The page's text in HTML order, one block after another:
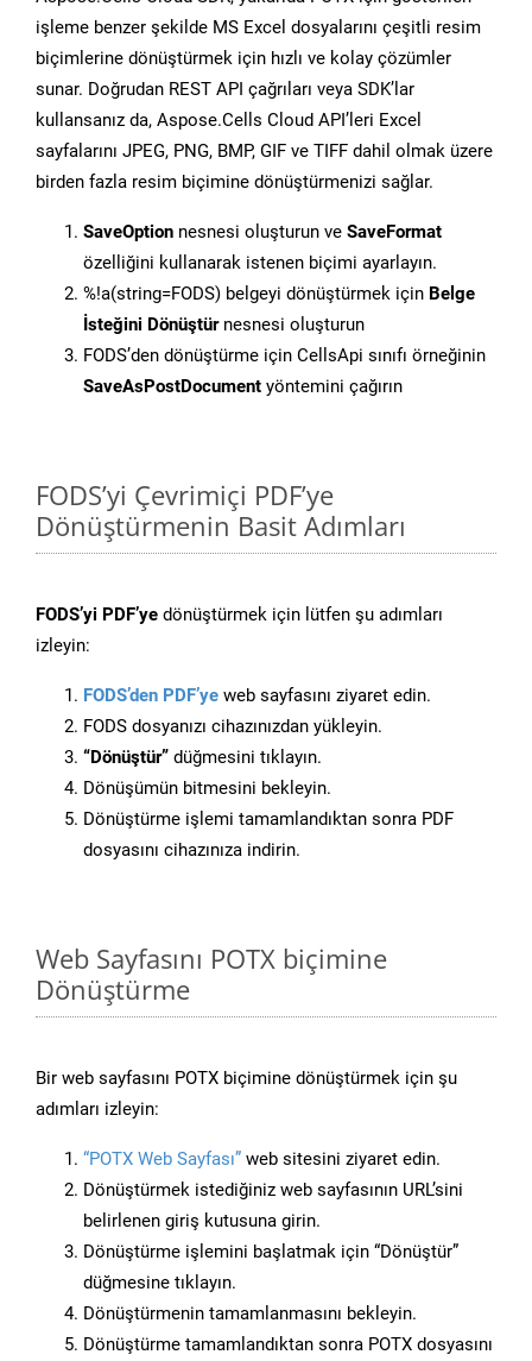
işleme benzer şekilde MS Excel dosyalarını çeşitli resim
biçimlerine dönüştürmek için hızlı ve kolay çözümler
sunar. Doğrudan REST API çağrıları veya SDK’lar
kullansanız da, Aspose.Cells Cloud API’leri Excel
sayfalarını JPEG, PNG, BMP, GIF ve TIFF dahil olmak üzere
birden fazla resim biçimine dönüştürmenizi sağlar.
SaveOption nesnesi oluşturun ve SaveFormat
özelliğini kullanarak istenen biçimi ayarlayın.
%!a(string=FODS) belgeyi dönüştürmek için Belge
İsteğini Dönüştürnesnesi oluşturun
FODS’den dönüştürme için CellsApi sınıfı örneğinin
SaveAsPostDocument yöntemini çağırın
FODS’yi Çevrimiçi PDF’ye
Dönüştürmenin Basit Adımları
FODS’yi PDF’ye dönüştürmek için lütfen şu adımları
izleyin:
FODS’den PDF’ye web sayfasını ziyaret edin.
FODS dosyanızı cihazınızdan yükleyin.
“Dönüştür” düğmesini tıklayın.
Dönüşümün bitmesini bekleyin.
Dönüştürme işlemi tamamlandıktan sonra PDF
dosyasını cihazınıza indirin.
Web Sayfasını POTX biçimine
Dönüştürme
Bir web sayfasını POTX biçimine dönüştürmek için şu
adımları izleyin:
“POTX Web Sayfası” web sitesini ziyaret edin.
Dönüştürmek istediğiniz web sayfasının URL’sini
belirlenen giriş kutusuna girin.
Dönüştürme işlemini başlatmak için “Dönüştür”
düğmesine tıklayın.
Dönüştürmenin tamamlanmasını bekleyin.
Dönüştürme tamamlandıktan sonra POTX dosyasını